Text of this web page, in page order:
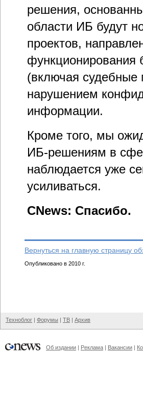
решения,
области ИБ будут
проектов,
функционирования
(включая судебные
нарушением
информации.
Кроме того, мы
ИБ-решениям в
наблюдается уже
усиливаться.
CNews: Спасибо.
Вернуться на главную страницу
Опубликовано в 2010 г.
Техноблог | Форумы | ТВ | Архив
Об издании | Реклама | Вакансии |